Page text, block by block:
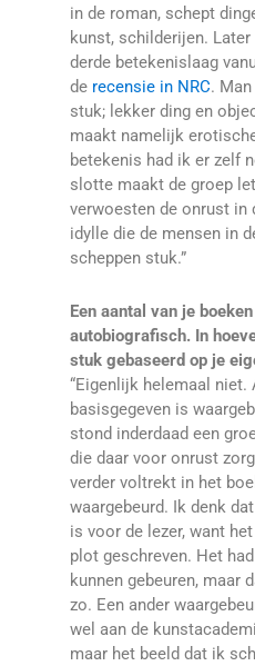
in de roman, schept
kunst, schilderijen.
derde betekenislaag
de recensie in NRC.
stuk; lekker ding en
maakt namelijk
betekenis had ik er zelf
slotte maakt de groep
verwoesten de onrust in
idylle die de mensen in
scheppen stuk.”
Een aantal van je
autobiografisch. In
stuk gebaseerd op je
“Eigenlijk helemaal niet.
basisgegeven is
stond inderdaad een
die daar voor onrust
verder voltrekt in het
waargebeurd. Ik denk
is voor de lezer, want
plot geschreven. Het
kunnen gebeuren, maar
zo. Een ander
wel aan de
maar het beeld dat ik